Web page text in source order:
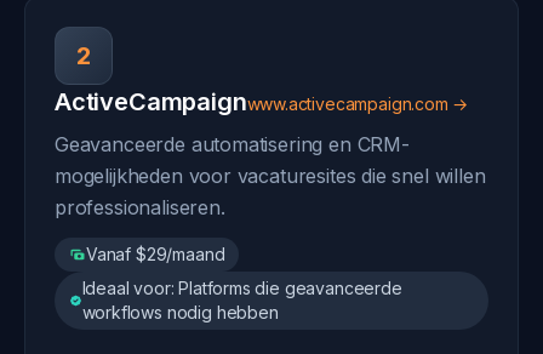
2
ActiveCampaignwww.activecampaign.com →
Geavanceerde automatisering en CRM-
mogelijkheden voor vacaturesites die snel willen
professionaliseren.
Vanaf $29/maand
Ideaal voor: Platforms die geavanceerde
workflows nodig hebben